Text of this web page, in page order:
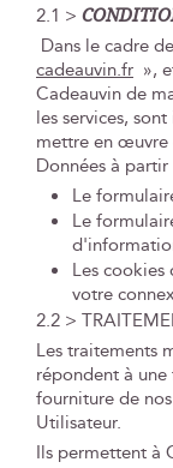
2.1 >
Dans le cadre
cadeauvin.fr »,
Cadeauvin de
les services,
mettre en œuvre
Données à
Le
Le
Les
votre
2.2 >
Les traitements
répondent à
fourniture de
Utilisateur.
Ils permettent à